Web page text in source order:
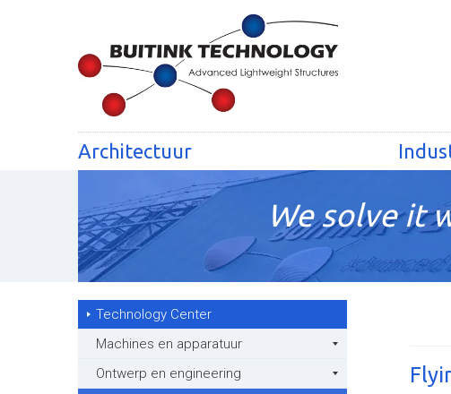
Architectuur
We solve it
Technology Center
Machines en apparatuur
Ontwerp en engineering